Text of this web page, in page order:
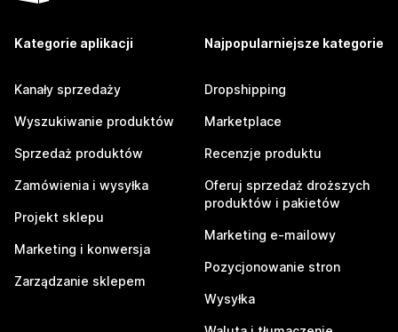
Kategorie aplikacji
Kanały sprzedaży
Wyszukiwanie produktów
Sprzedaż produktów
Zamówienia i wysyłka
Projekt sklepu
Marketing i konwersja
Zarządzanie sklepem
Najpopularniejsze kategorie
Dropshipping
Marketplace
Recenzje produktu
Oferuj sprzedaż droższych
produktów i pakietów
Marketing e-mailowy
Pozycjonowanie stron
Wysyłka